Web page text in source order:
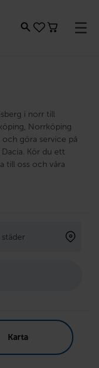
i norr till
Norrköping
göra service på
Kör du ett
till oss och våra
Karta